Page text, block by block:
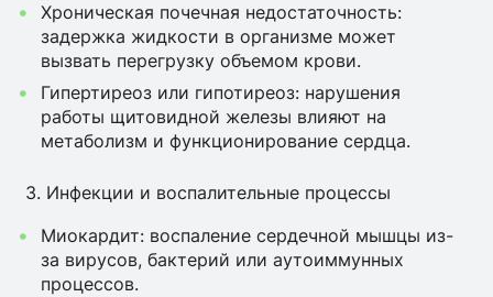
Хроническая почечная недостаточность:
задержка жидкости в организме может
вызвать перегрузку объемом крови.
Гипертиреоз или гипотиреоз: нарушения
работы щитовидной железы влияют на
метаболизм и функционирование сердца.
3. Инфекции и воспалительные процессы
Миокардит: воспаление сердечной мышцы из-
за вирусов, бактерий или аутоиммунных
процессов.